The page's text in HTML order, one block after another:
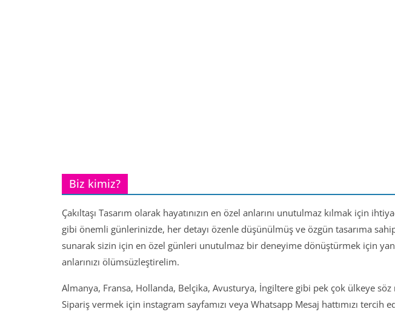
Biz kimiz?
Çakıltaşı Tasarım olarak hayatınızın en özel anlarını unutulmaz kılmak için
gibi önemli günlerinizde, her detayı özenle düşünülmüş ve özgün tasarıma
sunarak sizin için en özel günleri unutulmaz bir deneyime dönüştürmek için
anlarınızı ölümsüzleştirelim.
Almanya, Fransa, Hollanda, Belçika, Avusturya, İngiltere gibi pek çok ülkeye
Sipariş vermek için instagram sayfamızı veya Whatsapp Mesaj hattımızı tercih